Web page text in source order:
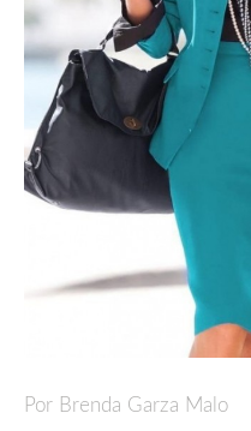
Por Brenda Garza Malo